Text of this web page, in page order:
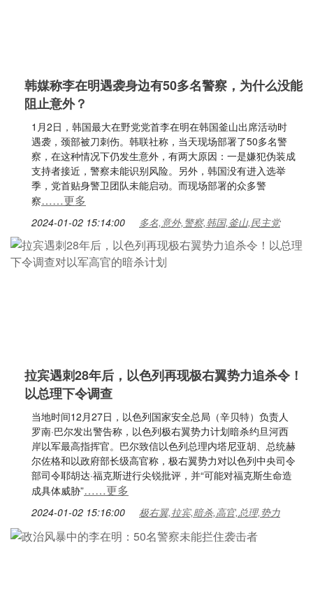
韩媒称李在明遇袭身边有50多名警察，为什么没能
阻止意外？
1月2日，韩国最大在野党党首李在明在韩国釜山出席活动时
遇袭，颈部被刀刺伤。韩联社称，当天现场部署了50多名警
察，在这种情况下仍发生意外，有两大原因：一是嫌犯伪装成
支持者接近，警察未能识别风险。另外，韩国没有进入选举
季，党首贴身警卫团队未能启动。而现场部署的众多警
察……更多
2024-01-02 15:14:00 多名,意外,警察,韩国,釜山,民主党
拉宾遇刺28年后，以色列再现极右翼势力追杀令！
以总理下令调查
当地时间12月27日，以色列国家安全总局（辛贝特）负责人
罗南·巴尔发出警告称，以色列极右翼势力计划暗杀约旦河西
岸以军最高指挥官。巴尔致信以色列总理内塔尼亚胡、总统赫
尔佐格和以政府部长级高官称，极右翼势力对以色列中央司令
部司令耶胡达·福克斯进行尖锐批评，并“可能对福克斯生命造
成具体威胁”……更多
2024-01-02 15:16:00 极右翼,拉宾,暗杀,高官,总理,势力